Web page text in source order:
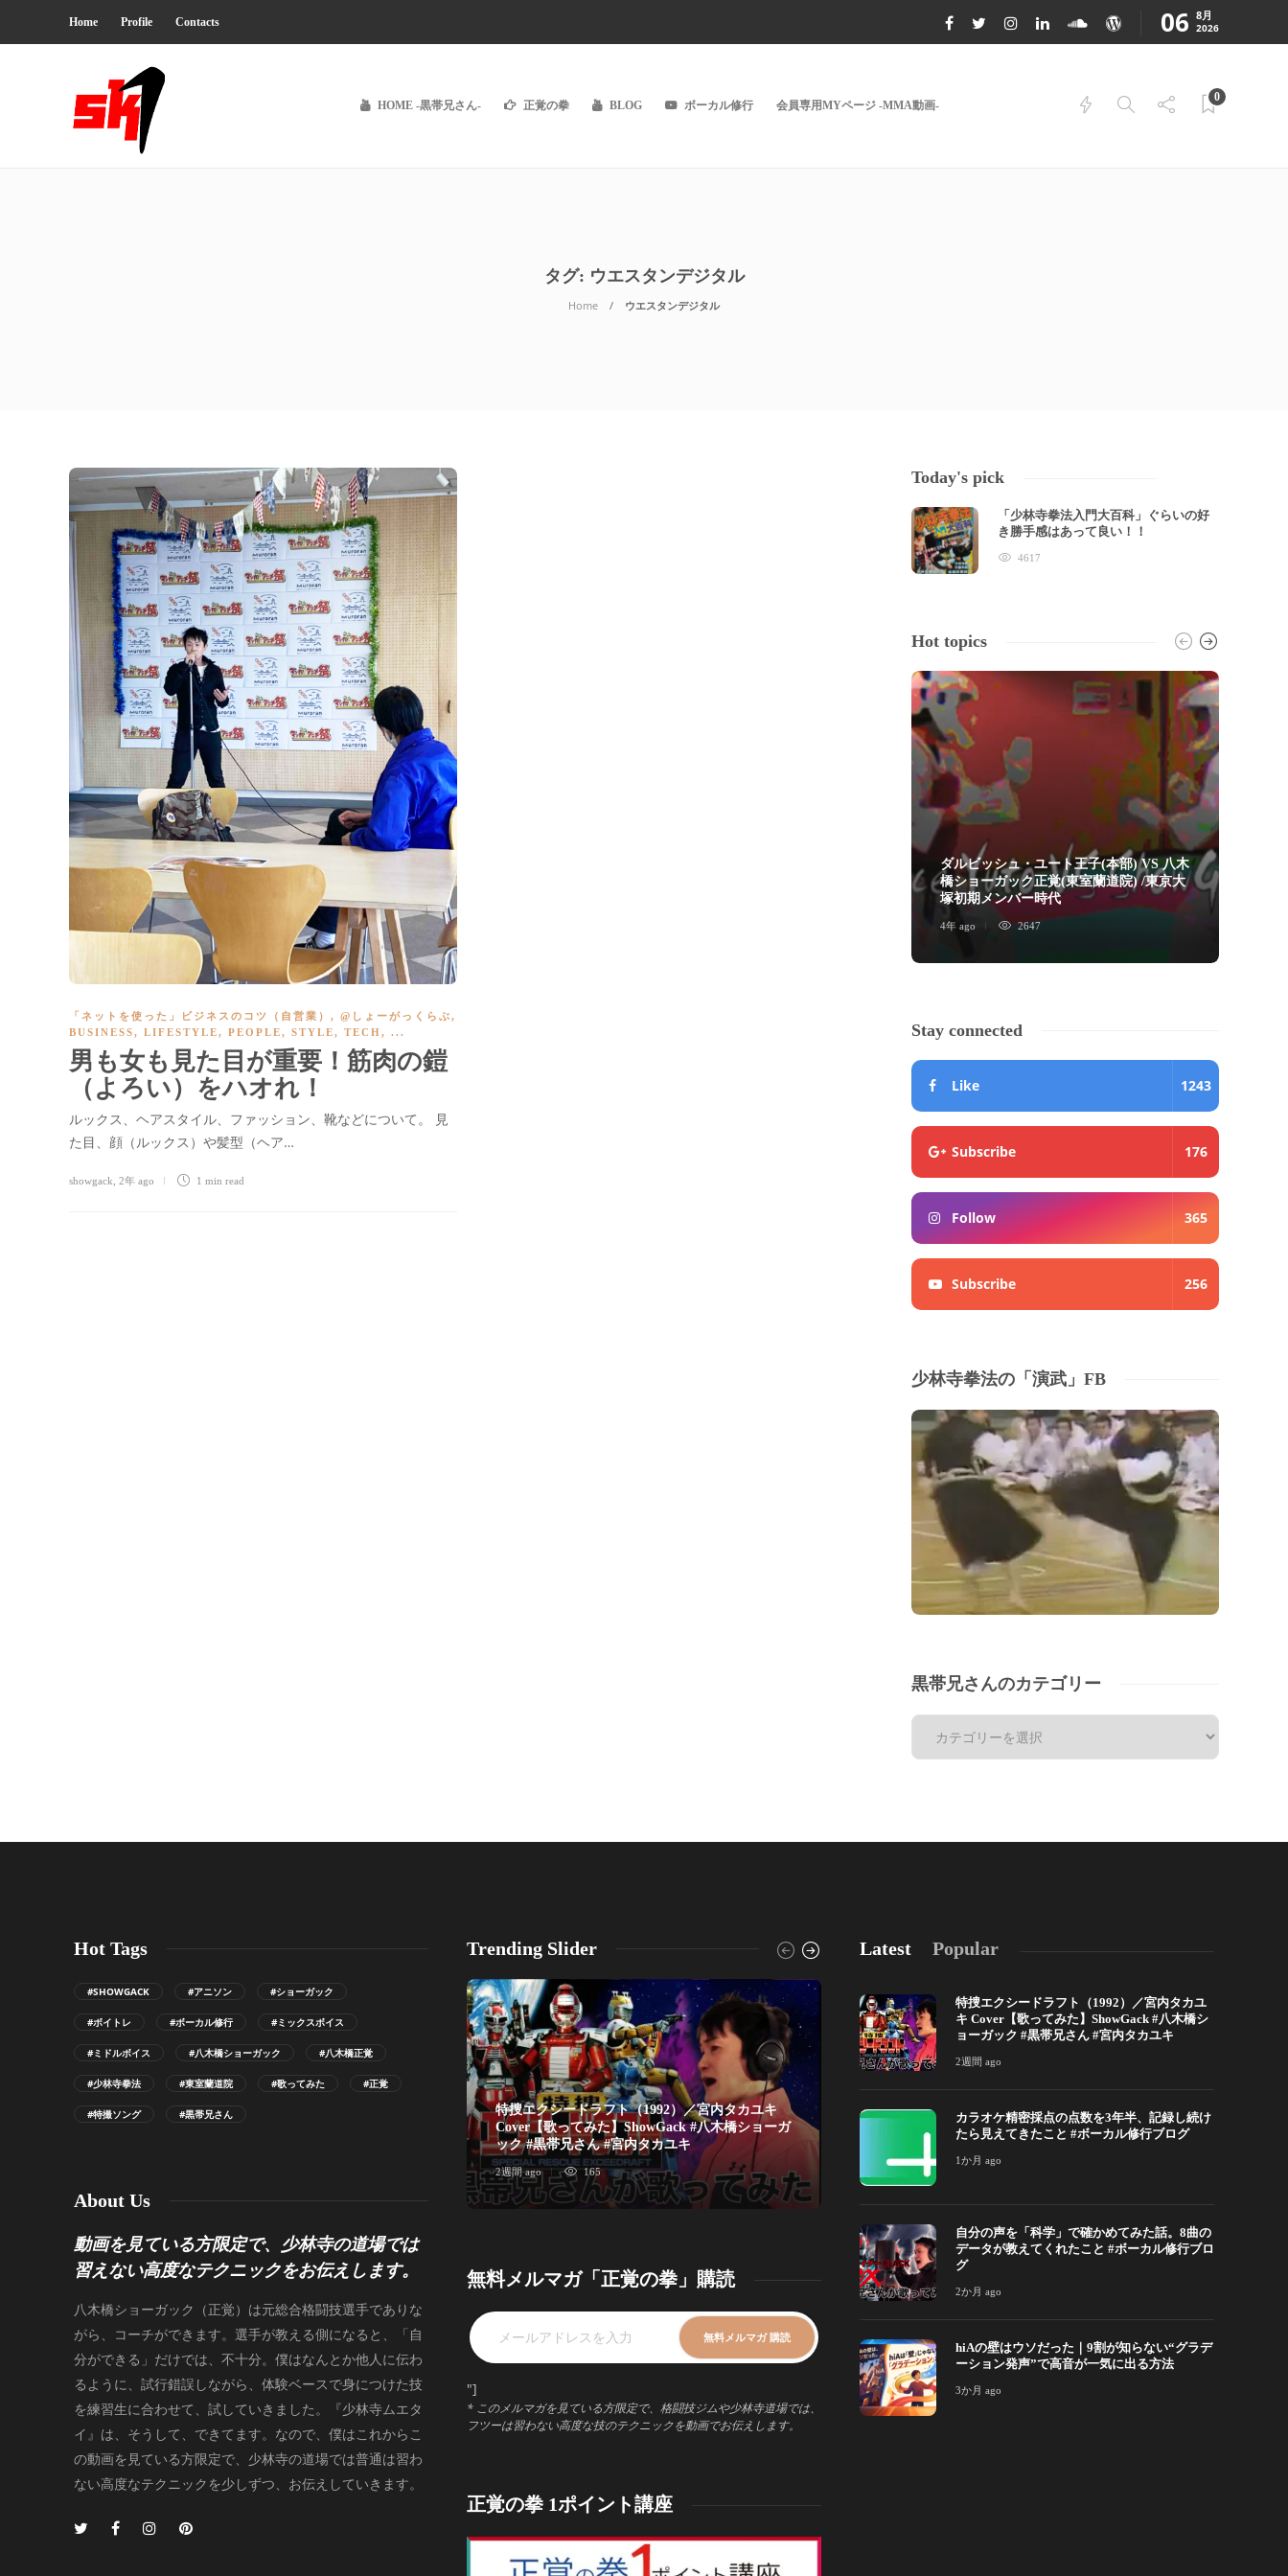
Home Profile Contacts 06 8月
2026
HOME -黒帯兄さん- 正覚の拳 BLOG ボーカル修行 会員専用MYページ -MMA動画-
0
タグ: ウエスタンデジタル
Home ウエスタンデジタル
「ネットを使った」ビジネスのコツ（自営業） , @しょーがっくらぶ,
BUSINESS, LIFESTYLE, PEOPLE, STYLE, TECH, ...
男も女も見た目が重要！筋肉の鎧
（よろい）をハオれ！
ルックス、ヘアスタイル、ファッション、靴などについて。 見
た目、顔（ルックス）や髪型（ヘア…
showgack, 2年 ago 1 min read
Today's pick
「少林寺拳法入門大百科」ぐらいの好
き勝手感はあって良い！！
4617
Hot topics
ダルビッシュ・ユート王子(本部) VS 八木
橋ショーガック正覚(東室蘭道院) /東京大
塚初期メンバー時代
4年 ago 2647
Stay connected
Like 1243
Subscribe 176
Follow 365
Subscribe 256
少林寺拳法の「演武」FB
黒帯兄さんのカテゴリー
Hot Tags
#SHOWGACK #アニソン #ショーガック
#ボイトレ #ボーカル修行 #ミックスボイス
#ミドルボイス #八木橋ショーガック #八木橋正覚
#少林寺拳法 #東室蘭道院 #歌ってみた #正覚
#特撮ソング #黒帯兄さん
About Us
動画を見ている方限定で、少林寺の道場では
習えない高度なテクニックをお伝えします。
八木橋ショーガック（正覚）は元総合格闘技選手でありな
がら、コーチができます。選手が教える側になると、「自
分ができる」だけでは、不十分。僕はなんとか他人に伝わ
るように、試行錯誤しながら、体験ベースで身につけた技
を練習生に合わせて、試していきました。『少林寺ムエタ
イ』は、そうして、できてます。なので、僕はこれからこ
の動画を見ている方限定で、少林寺の道場では普通は習わ
ない高度なテクニックを少しずつ、お伝えしていきます。
Trending Slider
特捜エクシードラフト（1992）／宮内タカユキ
Cover【歌ってみた】ShowGack #八木橋ショーガ
ック #黒帯兄さん #宮内タカユキ
2週間 ago 165
カラオケ精密採点の点数を3年半、記録し続けた
ら見えてきたこと #ボーカル修行ブログ
自分の声を
無料メルマガ「正覚の拳」購読
"]
* このメルマガを見ている方限定で、格闘技ジムや少林寺道場では、
フツーは習わない高度な技のテクニックを動画でお伝えします。
正覚の拳 1ポイント講座
Latest Popular
特捜エクシードラフト（1992）／宮内タカユ
キ Cover【歌ってみた】ShowGack #八木橋シ
ョーガック #黒帯兄さん #宮内タカユキ
2週間 ago
カラオケ精密採点の点数を3年半、記録し続け
たら見えてきたこと #ボーカル修行ブログ
1か月 ago
自分の声を「科学」で確かめてみた話。8曲の
データが教えてくれたこと #ボーカル修行ブロ
グ
2か月 ago
hiAの壁はウソだった｜9割が知らない“グラデ
ーション発声”で高音が一気に出る方法
3か月 ago